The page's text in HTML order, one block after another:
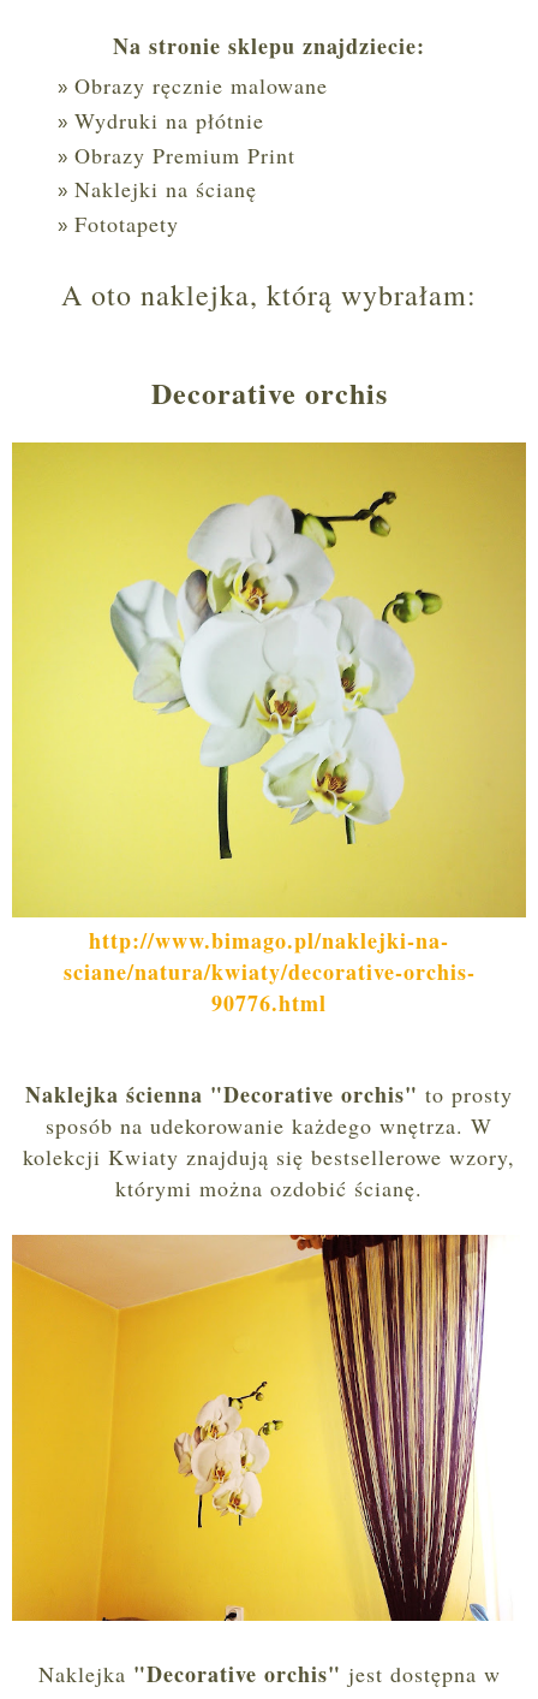
Na stronie sklepu znajdziecie:
Obrazy ręcznie malowane
Wydruki na płótnie
Obrazy Premium Print
Naklejki na ścianę
Fototapety
A oto naklejka, którą wybrałam:
Decorative orchis
http://www.bimago.pl/naklejki-na-
sciane/natura/kwiaty/decorative-orchis-
90776.html
Naklejka ścienna "Decorative orchis" to prosty
sposób na udekorowanie każdego wnętrza. W
kolekcji Kwiaty znajdują się bestsellerowe wzory,
którymi można ozdobić ścianę.
Naklejka "Decorative orchis" jest dostępna w